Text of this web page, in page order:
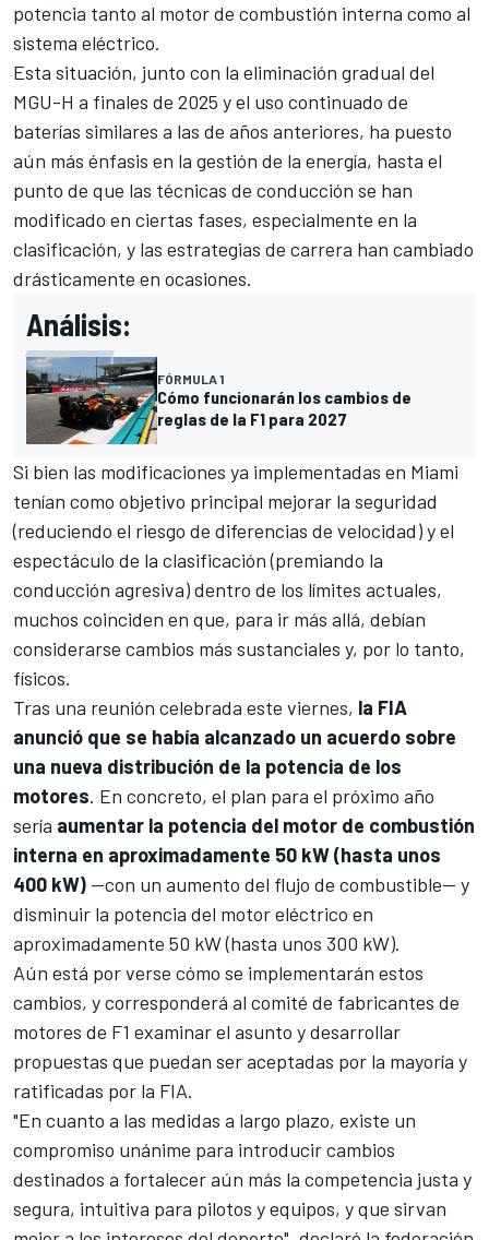
potencia tanto al motor de combustión interna como al
sistema eléctrico.
Esta situación, junto con la eliminación gradual del
MGU-H a finales de 2025 y el uso continuado de
baterías similares a las de años anteriores, ha puesto
aún más énfasis en la gestión de la energía, hasta el
punto de que las técnicas de conducción se han
modificado en ciertas fases, especialmente en la
clasificación, y las estrategias de carrera han cambiado
drásticamente en ocasiones.
Análisis:
FÓRMULA 1
Cómo funcionarán los cambios de
reglas de la F1 para 2027
Si bien las modificaciones ya implementadas en Miami
tenían como objetivo principal mejorar la seguridad
(reduciendo el riesgo de diferencias de velocidad) y el
espectáculo de la clasificación (premiando la
conducción agresiva) dentro de los límites actuales,
muchos coinciden en que, para ir más allá, debían
considerarse cambios más sustanciales y, por lo tanto,
físicos.
Tras una reunión celebrada este viernes, la FIA
anunció que se había alcanzado un acuerdo sobre
una nueva distribución de la potencia de los
motores. En concreto, el plan para el próximo año
sería aumentar la potencia del motor de combustión
interna en aproximadamente 50 kW (hasta unos
400 kW) —con un aumento del flujo de combustible— y
disminuir la potencia del motor eléctrico en
aproximadamente 50 kW (hasta unos 300 kW).
Aún está por verse cómo se implementarán estos
cambios, y corresponderá al comité de fabricantes de
motores de F1 examinar el asunto y desarrollar
propuestas que puedan ser aceptadas por la mayoría y
ratificadas por la FIA.
"En cuanto a las medidas a largo plazo, existe un
compromiso unánime para introducir cambios
destinados a fortalecer aún más la competencia justa y
segura, intuitiva para pilotos y equipos, y que sirvan